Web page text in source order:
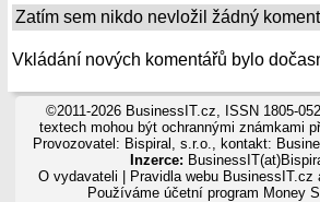
Zatím sem nikdo nevložil žádný
Vkládání nových komentářů bylo
©2011-2026 BusinessIT.cz, ISSN 1805-
textech mohou být ochrannými známkami
Provozovatel: Bispiral, s.r.o., kontakt:
Inzerce:
O vydavateli
Pravidla webu BusinessIT.cz
Používáme účetní program Money